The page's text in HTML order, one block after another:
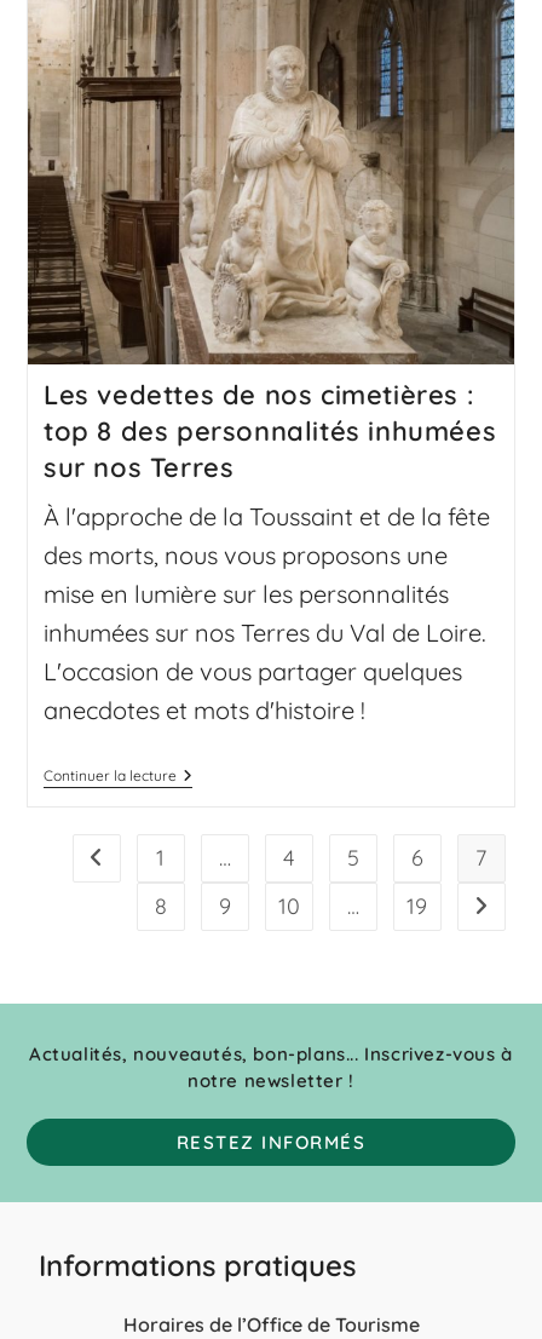
Les vedettes de nos cimetières :
top 8 des personnalités inhumées
sur nos Terres
À l'approche de la Toussaint et de la fête
des morts, nous vous proposons une
mise en lumière sur les personnalités
inhumées sur nos Terres du Val de Loire.
L'occasion de vous partager quelques
anecdotes et mots d'histoire !
Continuer la lecture
1 … 4 5 6
7
8
9 10 … 19
Actualités, nouveautés, bon-plans... Inscrivez-vous à
notre newsletter !
RESTEZ INFORMÉS
Informations pratiques
Horaires de l’Office de Tourisme